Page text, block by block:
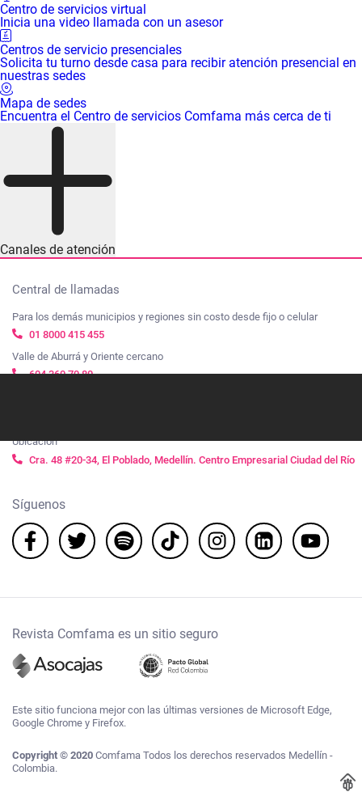
Centro de servicios virtual
Inicia una video llamada con un asesor
Centros de servicio presenciales
Solicita tu turno desde casa para recibir atención presencial en
nuestras sedes
Mapa de sedes
Encuentra el Centro de servicios Comfama más cerca de ti
Canales de atención
Central de llamadas
Para los demás municipios y regiones sin costo desde fijo o celular
01 8000 415 455
Valle de Aburrá y Oriente cercano
604 360 70 80
Ubicación
Cra. 48 #20-34, El Poblado, Medellín. Centro Empresarial Ciudad del Río
Síguenos
Revista Comfama es un sitio seguro
Este sitio funciona mejor con las últimas versiones de Microsoft Edge,
Google Chrome y Firefox.
Copyright © 2020 Comfama Todos los derechos reservados Medellín -
Colombia.